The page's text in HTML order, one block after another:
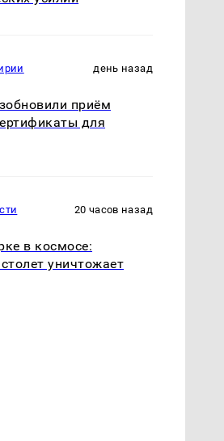
день назад
приём
для
20 часов назад
в космосе:
уничтожает